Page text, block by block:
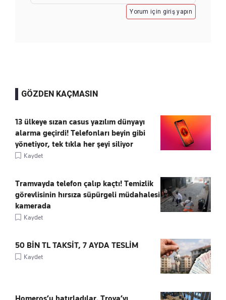
Yorum için giriş yapın
GÖZDEN KAÇMASIN
13 ülkeye sızan casus yazılım dünyayı
alarma geçirdi! Telefonları beyin gibi
yönetiyor, tek tıkla her şeyi siliyor
Kaydet
Tramvayda telefon çalıp kaçtı! Temizlik
görevlisinin hırsıza süpürgeli müdahalesi
kamerada
Kaydet
50 BİN TL TAKSİT, 7 AYDA TESLİM
Kaydet